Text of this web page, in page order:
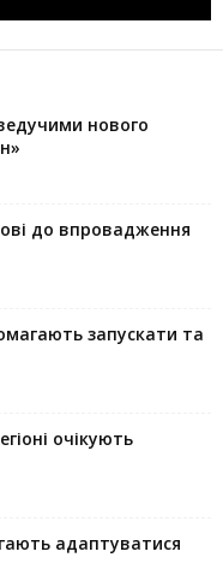
нового
до впровадження
запускaти та
очікують
адаптуватися